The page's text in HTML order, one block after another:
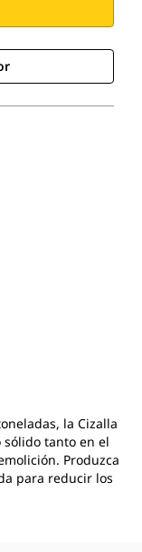
la Cizalla
sólido tanto en el
Produzca
para reducir los